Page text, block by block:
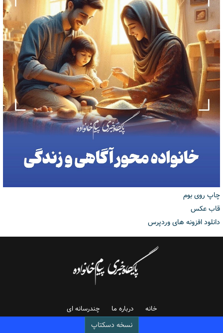
چاپ روی بوم
قاب عکس
دانلود افزونه های وردپرس
خانه درباره ما چندرسانه ای
نسخه دسکتاپ